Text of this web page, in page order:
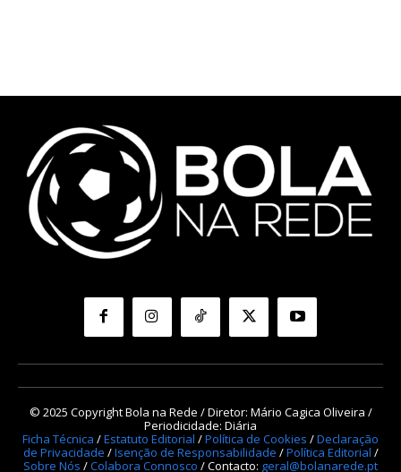
© 2025 Copyright Bola na Rede / Diretor: Mário Cagica Oliveira /
Periodicidade: Diária
Ficha Técnica /Estatuto Editorial /Política de Cookies /Declaração
de Privacidade /Isenção de Responsabilidade /Política Editorial /
Sobre Nós /Colabora Connosco / Contacto: geral@bolanarede.pt